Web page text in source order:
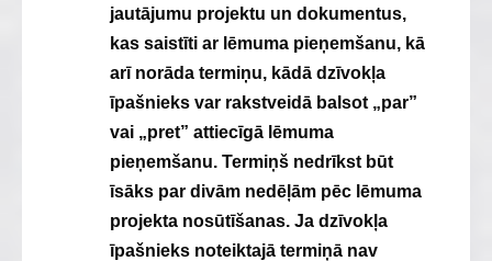
jautājumu projektu un dokumentus,
kas saistīti ar lēmuma pieņemšanu, kā
arī norāda termiņu, kādā dzīvokļa
īpašnieks var rakstveidā balsot „par”
vai „pret” attiecīgā lēmuma
pieņemšanu. Termiņš nedrīkst būt
īsāks par divām nedēļām pēc lēmuma
projekta nosūtīšanas. Ja dzīvokļa
īpašnieks noteiktajā termiņā nav